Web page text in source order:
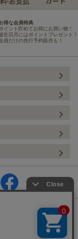
得な会員特典
イント貯めてお得にお買い物！
生日月にはポイントプレゼント！
員だけの先行予約販売も！